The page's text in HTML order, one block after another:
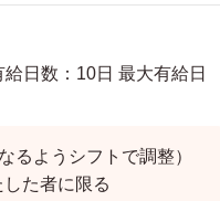
日数：10日 最大有給日
るようシフトで調整）
た者に限る